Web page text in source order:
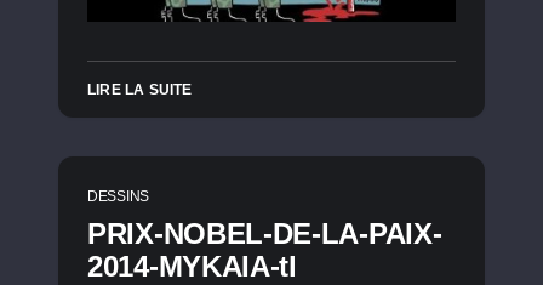
LIRE LA SUITE
DESSINS
PRIX-NOBEL-DE-LA-PAIX-
2014-MYKAIA-tl